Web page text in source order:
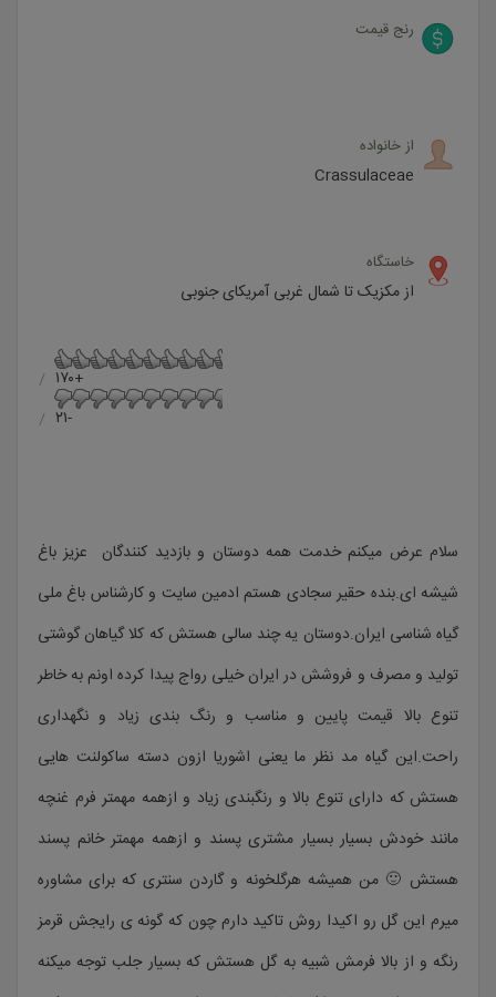
رنج قیمت
از خانواده
Crassulaceae
خاستگاه
از مکزیک تا شمال غربی آمریکای جنوبی
+۱۷۰
-۲۱
سلام عرض میکنم خدمت همه دوستان و بازدید کنندگان عزیز باغ
شیشه ای.بنده حقیر سجادی هستم ادمین سایت و کارشناس باغ ملی
گیاه شناسی ایران.دوستان یه چند سالی هستش که کلا گیاهان گوشتی
تولید و مصرف و فروشش در ایران خیلی رواج پیدا کرده اونم به خاطر
تنوع بالا قیمت پایین و مناسب و رنگ بندی زیاد و نگهداری
راحت.این گیاه مد نظر ما یعنی اشوریا ازون دسته ساکولنت هایی
هستش که دارای تنوع بالا و رنگبندی زیاد و ازهمه مهمتر فرم غنچه
مانند خودش بسیار بسیار مشتری پسند و ازهمه مهمتر خانم پسند
هستش 🙂 من همیشه هرگلخونه و گاردن سنتری که برای مشاوره
میرم این گل رو اکیدا روش تاکید دارم چون که گونه ی رایجش قرمز
رنگه و از بالا فرمش شبیه به گل هستش که بسیار جلب توجه میکنه